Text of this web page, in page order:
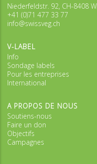
Niederfeldstr. 92, CH-8408
+41 (0)71 477 33 77
info@swissveg.ch
V-LABEL
Info
Sondage labels
Pour les entreprises
International
A PROPOS DE NOUS
Soutiens-nous
Faire un don
Objectifs
Campagnes